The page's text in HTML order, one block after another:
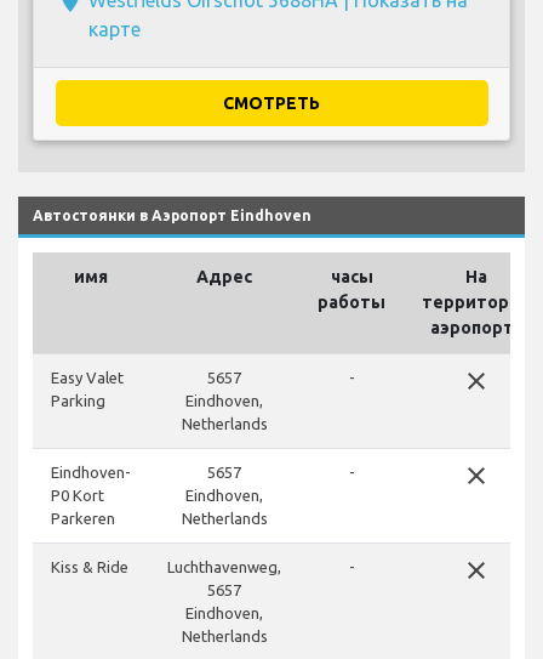
карте
СМОТРЕТЬ
Автостоянки в Аэропорт Eindhoven
имя Адрес
часы
работы
На
территории
аэропорта
Easy Valet
Parking
5657
Eindhoven,
Netherlands
- close
Eindhoven-
P0 Kort
Parkeren
5657
Eindhoven,
Netherlands
- close
Kiss & Ride
Luchthavenweg,
5657
Eindhoven,
Netherlands
- close